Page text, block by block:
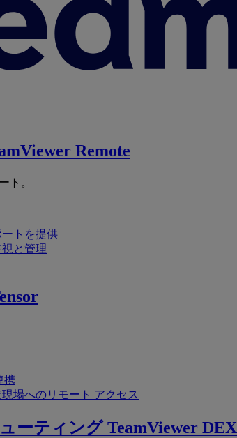
Remote
ト。
トを提供
と管理
携
場へのリモート アクセス
ーティング TeamViewer DEX